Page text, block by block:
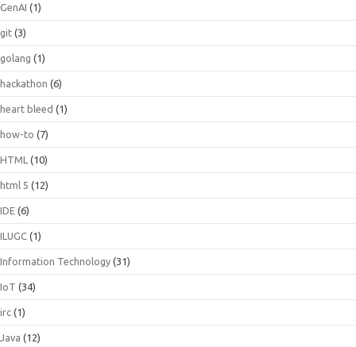
GenAI (1)
git (3)
golang (1)
hackathon (6)
heart bleed (1)
how-to (7)
HTML (10)
html 5 (12)
IDE (6)
ILUGC (1)
Information Technology (31)
IoT (34)
irc (1)
Java (12)